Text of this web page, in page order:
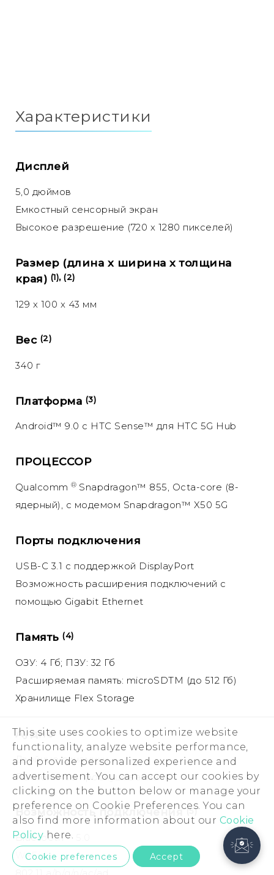
This site uses cookies to optimize website
functionality, analyze website performance,
and provide personalized experience and
advertisement. You can accept our cookies by
clicking on the button below or manage your
preference on Cookie Preferences. You can
also find more information about our Cookie
Policy here.
Cookie preferences Accept
Характеристики
Дисплей
5,0 дюймов
Емкостный сенсорный экран
Высокое разрешение (720 x 1280 пикселей)
Размер (длина x ширина x толщина
края) (1), (2)
129 x 100 x 43 мм
Вес (2)
340 г
Платформа (3)
Android™ 9.0 с HTC Sense™ для HTC 5G Hub
ПРОЦЕССОР
Qualcomm® Snapdragon™ 855, Octa-core (8-
ядерный), с модемом Snapdragon™ X50 5G
Порты подключения
USB-C 3.1 с поддержкой DisplayPort
Возможность расширения подключений с
помощью Gigabit Ethernet
Память(4)
ОЗУ: 4 Гб; ПЗУ: 32 Гб
Расширяемая память: microSDTM (до 512 Гб)
Хранилище Flex Storage
Аудио
Двойные динамики
Постоянное прослушивание
Возможность подключения(5)
Bluetooth™ 5.0
Wi-Fi